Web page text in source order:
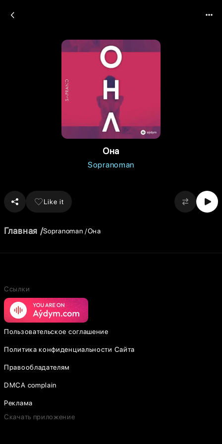
Она
Sopranoman
Like it
Главная Sopranoman Она
Ссылки
Пользовательское соглашение
Политика конфиденциальности Сайта
Правообладателям
DMCA complain
Реклама
Скачать приложение